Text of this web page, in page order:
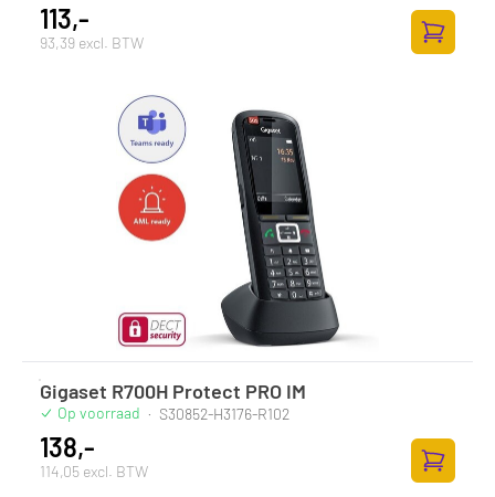
113,-
93,39 excl. BTW
Zum
Gigaset R700H Protect PRO IM
Op voorraad · S30852-H3176-R102
138,-
114,05 excl. BTW
Zum